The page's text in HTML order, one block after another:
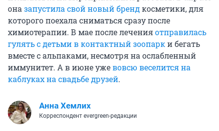
она запустила свой новый брендкосметики, для
которого поехала сниматься сразу после
химиотерапии. В мае после леченияотправилась
гулять с детьми в контактный зоопарки бегать
вместе с альпаками, несмотря на ослабленный
иммунитет. А в июне ужевовсю веселится на
каблуках на свадьбе друзей.
Анна Хемлих
Корреспондент evergreen-редакции